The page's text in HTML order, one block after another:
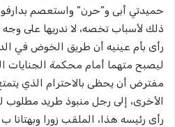
حميدتي أبى و”حرن” واستعصم
ذلك لأسباب تخصه، لا ندريها على
رأى بأم عينيه أن طريق الخوض في
ليصبح متهما أمام محكمة الجنايات
مفترض أن يحظى بالاحترام الذي
الأخرى، إلى رجل منبوذ طريد مطلوب
رأى رئيسه هذا، الملقب زورا وبهتانا